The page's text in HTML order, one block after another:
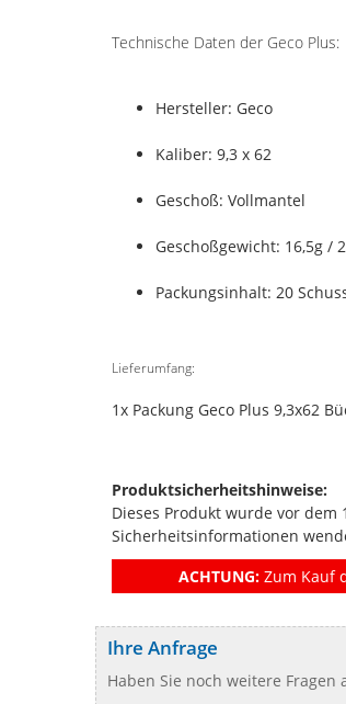
Technische Daten der Geco Plus:
Hersteller: Geco
Kaliber: 9,3 x 62
Geschoß: Vollmantel
Geschoßgewicht: 16,5g /
Packungsinhalt: 20
Lieferumfang:
1x Packung Geco Plus 9,3x62
Produktsicherheitshinweise:
Dieses Produkt wurde vor
Sicherheitsinformationen
ACHTUNG: Zum Kauf
Ihre Anfrage
Haben Sie noch weitere